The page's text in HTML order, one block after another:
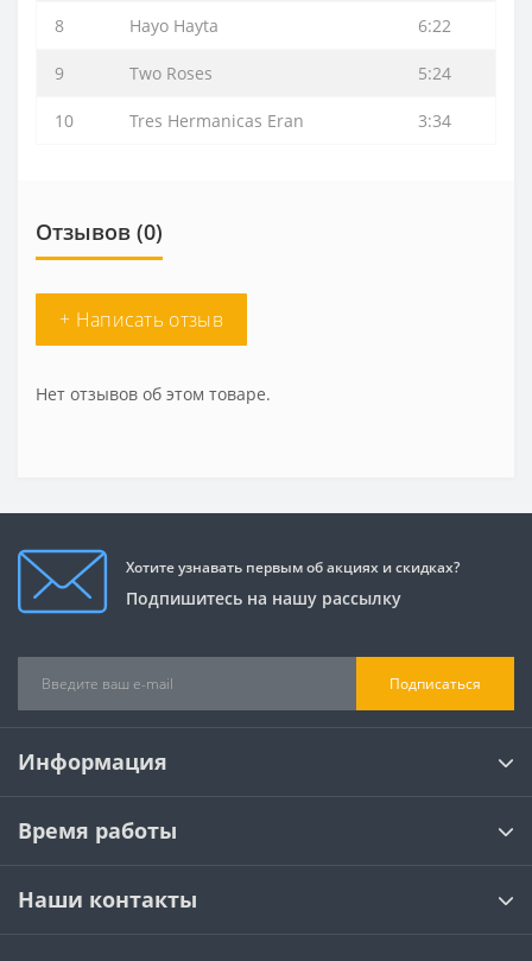
8 Hayo Hayta 6:22
9 Two Roses 5:24
10 Tres Hermanicas Eran 3:34
Отзывов (0)
+ Написать отзыв
Нет отзывов об этом товаре.
Хотите узнавать первым об акциях и скидках?
Подпишитесь на нашу рассылку
Подписаться
Информация
Время работы
Наши контакты